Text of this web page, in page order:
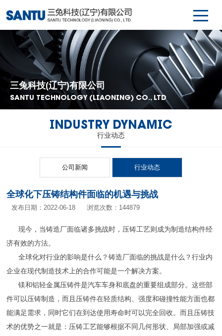
三兔科技(辽宁)有限公司
SANTU TECHNOLOGY (LIAONING) CO., LTD
INDUSTRY DYNAMIC
行业动态
公司新闻 行业动态
全球化下压铸结构件面临的机遇与挑战
发布日期：2022-06-18 浏览次数：144879
现今，当铸造厂面临诸多挑战时，压铸工艺则成为制造结构件经
济有效的方法。
全球化对行业的影响是什么？铸造厂面临的挑战是什么？行业内
企业在现代制造技术上的合作可能是一个解决方案。
镁和铝轻金属压铸件是汽车车身和底盘的重要组成部分。这些部
件可以压铸制造，而且压铸件在轻质结构、强度和碰撞性能方面也都
能满足需求，同时它们在到达使用寿命时可以完全回收。而且压铸技
术的优势之一就是：压铸工艺能够根据不同几何形状、局部加强或减